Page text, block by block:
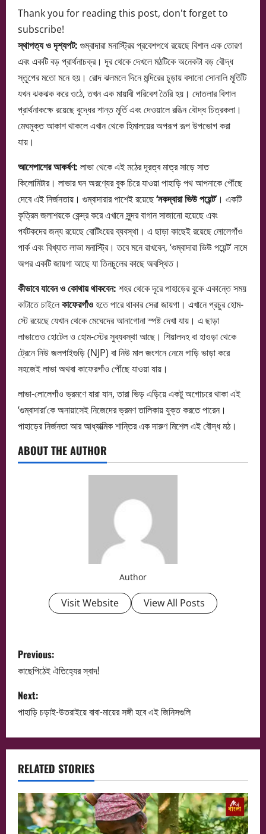
Thank you for reading this post, don't forget to
subscribe!
স্থাপত্য ও দৃশ্যপট: গুম্বাদারা মনাস্ট্রির প্রবেশপথে রয়েছে বিশাল এক তোরণ
এবং একটি বড় প্রার্থনাচক্র। দূর থেকে দেখলে মঠটিকে অনেকটা বড় বৌদ্ধ
স্তূপের মতো মনে হয়। রোদ ঝলমলে দিনে মন্দিরের চূড়ায় বসানো সোনালি মূর্তিটি
যখন ঝকঝক করে ওঠে, তখন এক মায়াবী পরিবেশ তৈরি হয়। দোতলার বিশাল
প্রার্থনাকক্ষে রয়েছে বুদ্ধের শান্ত মূর্তি এবং দেওয়ালে রঙিন বৌদ্ধ চিত্রকলা।
মেঘমুক্ত আকাশ থাকলে এখান থেকে হিমালয়ের অপরূপ রূপ উপভোগ করা
যায়।
আশেপাশের আকর্ষণ: লাভা থেকে এই মঠের দূরত্ব মাত্র সাড়ে সাত
কিলোমিটার। লাভার ঘন অরণ্যের বুক চিরে যাওয়া পাহাড়ি পথ আপনাকে পৌঁছে
দেবে এই নির্জনতায়। গুম্বাদারার পাশেই রয়েছে‘নকদ্বারা ভিউ পয়েন্ট’। একটি
কৃত্রিম জলাশয়কে কেন্দ্র করে এখানে সুন্দর বাগান সাজানো হয়েছে এবং
পর্যটকদের জন্য রয়েছে বোটিংয়ের ব্যবস্থা। এ ছাড়া কাছেই রয়েছে লোলেগাঁও
পার্ক এবং বিখ্যাত লাভা মনাস্ট্রি। তবে মনে রাখবেন, ‘গুম্বাদারা ভিউ পয়েন্ট’ নামে
অপর একটি জায়গা আছে যা তিনচুলের কাছে অবস্থিত।
কীভাবে যাবেন ও কোথায় থাকবেন: শহর থেকে দূরে পাহাড়ের বুকে একান্তে সময়
কাটাতে চাইলেকাফেরগাঁওহতে পারে থাকার সেরা জায়গা। এখানে প্রচুর হোম-
স্টে রয়েছে যেখান থেকে মেঘেদের আনাগোনা স্পষ্ট দেখা যায়। এ ছাড়া
লাভাতেও হোটেল ও হোম-স্টের সুব্যবস্থা আছে। শিয়ালদহ বা হাওড়া থেকে
ট্রেনে নিউ জলপাইগুড়ি (NJP) বা নিউ মাল জংশনে নেমে গাড়ি ভাড়া করে
সহজেই লাভা অথবা কাফেরগাঁও পৌঁছে যাওয়া যায়।
লাভা-লোলেগাঁও ভ্রমণে যারা যান, তারা ভিড় এড়িয়ে একটু অগোচরে থাকা এই
‘গুম্বাদারা’কে অনায়াসেই নিজেদের ভ্রমণ তালিকায় যুক্ত করতে পারেন।
পাহাড়ের নির্জনতা আর আধ্যাত্মিক শান্তির এক দারুণ মিশেল এই বৌদ্ধ মঠ।
ABOUT THE AUTHOR
Author
Visit Website View All Posts
P
o
s
t
n
a
v
i
Previous:
কাছেপিঠেই ঐতিহ্যের স্বাদ!
Next:
পাহাড়ি চড়াই-উতরাইয়ে বাবা-মায়ের সঙ্গী হবে এই জিনিসগুলি
RELATED STORIES